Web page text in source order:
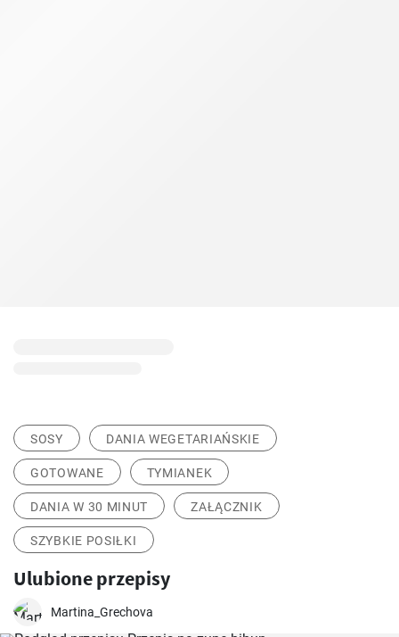
SOSY DANIA WEGETARIAŃSKIE
GOTOWANE TYMIANEK
DANIA W 30 MINUT ZAŁĄCZNIK
SZYBKIE POSIŁKI
Ulubione przepisy
Martina_Grechova